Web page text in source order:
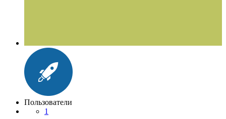
Пользователи
1